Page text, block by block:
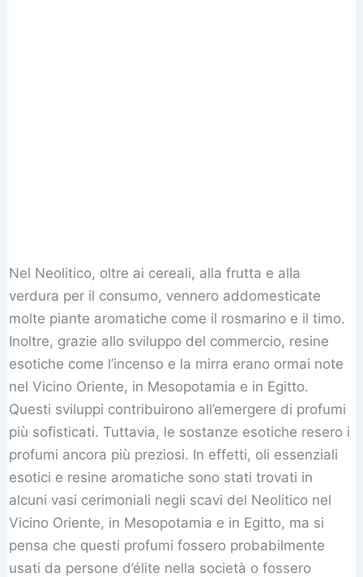
Nel Neolitico, oltre ai cereali, alla frutta e alla
verdura per il consumo, vennero addomesticate
molte piante aromatiche come il rosmarino e il timo.
Inoltre, grazie allo sviluppo del commercio, resine
esotiche come l’incenso e la mirra erano ormai note
nel Vicino Oriente, in Mesopotamia e in Egitto.
Questi sviluppi contribuirono all’emergere di profumi
più sofisticati. Tuttavia, le sostanze esotiche resero i
profumi ancora più preziosi. In effetti, oli essenziali
esotici e resine aromatiche sono stati trovati in
alcuni vasi cerimoniali negli scavi del Neolitico nel
Vicino Oriente, in Mesopotamia e in Egitto, ma si
pensa che questi profumi fossero probabilmente
usati da persone d’élite nella società o fossero